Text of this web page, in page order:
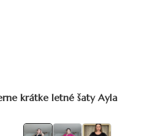
krátke letné šaty Ayla